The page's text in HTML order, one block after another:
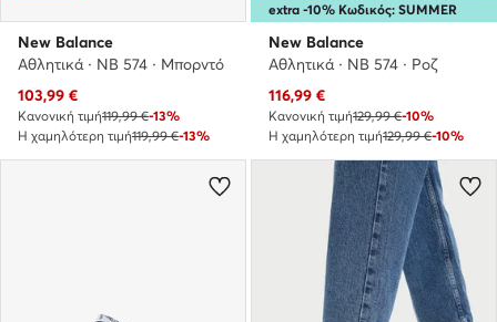
New Balance
Αθλητικά · NB 574 · Μπορντό
Τρέχουσα τιμή
103,99 €
Κανονική τιμή119,99 €-13%
Η χαμηλότερη τιμή119,99 €-13%
extra -10% Κωδικός: SUMMER
New Balance
Αθλητικά · NB 574 · Ροζ
Τρέχουσα τιμή
116,99 €
Κανονική τιμή129,99 €-10%
Η χαμηλότερη τιμή129,99 €-10%